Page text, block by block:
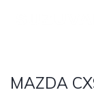
MAZDA